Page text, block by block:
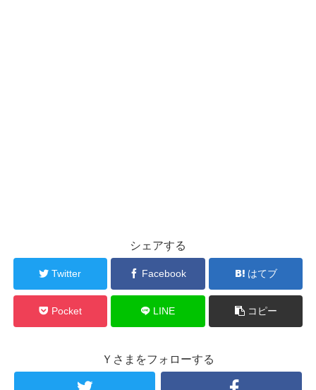
シェアする
Twitter Facebook はてブ
Pocket LINE コピー
Ｙさまをフォローする